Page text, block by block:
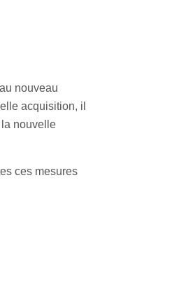
nouveau
acquisition, il
nouvelle
ces mesures